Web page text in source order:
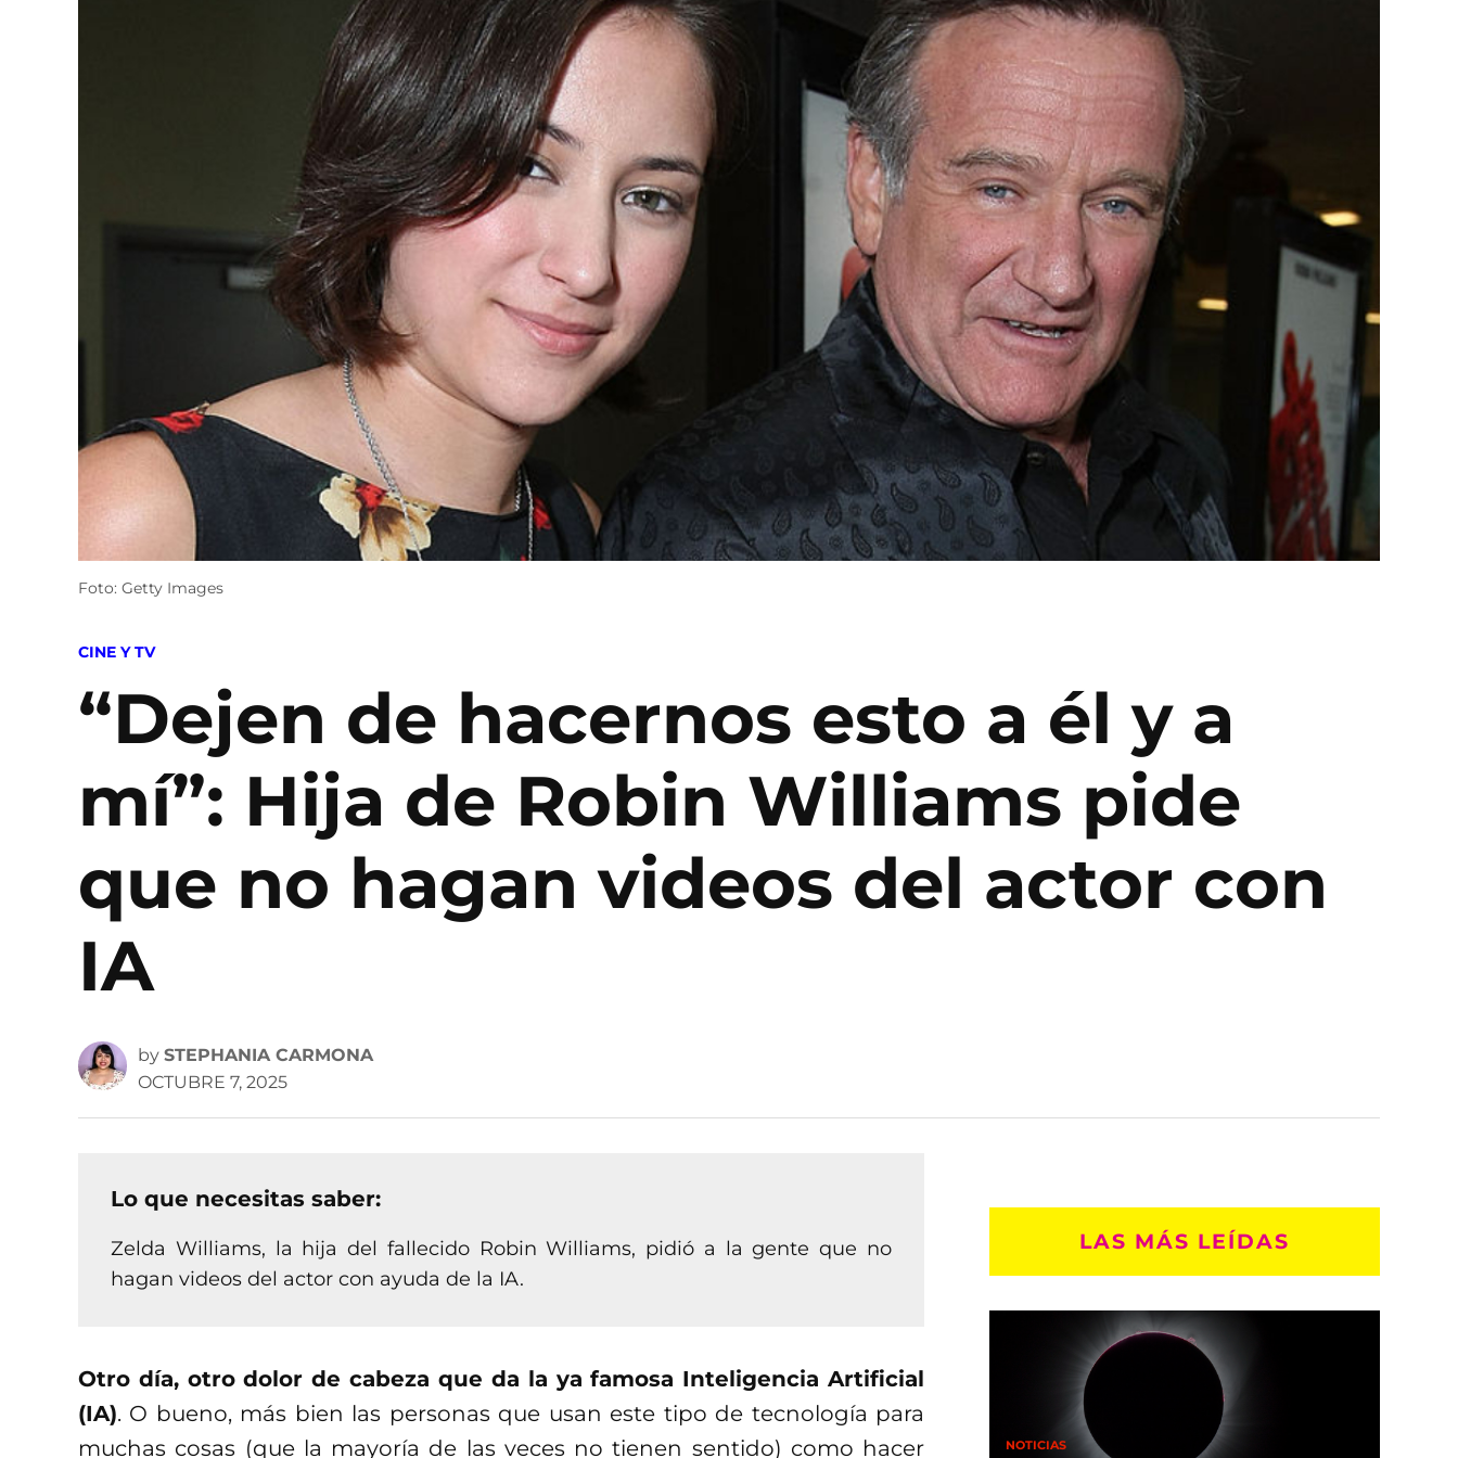
Foto: Getty Images
POSTED
CINE Y TV
“Dejen de hacernos esto a él y a
mí”: Hija de Robin Williams pide
que no hagan videos del actor con
IA
by STEPHANIA CARMONA
OCTUBRE 7, 2025
Lo que necesitas saber:
Zelda Williams, la hija del fallecido Robin Williams, pidió a la gente que no
hagan videos del actor con ayuda de la IA.
Otro día, otro dolor de cabeza que da la ya famosa Inteligencia Artificial
(IA). O bueno, más bien las personas que usan este tipo de tecnología para
muchas cosas (que la mayoría de las veces no tienen sentido) como hacer
LAS MÁS LEÍDAS
NOTICIAS